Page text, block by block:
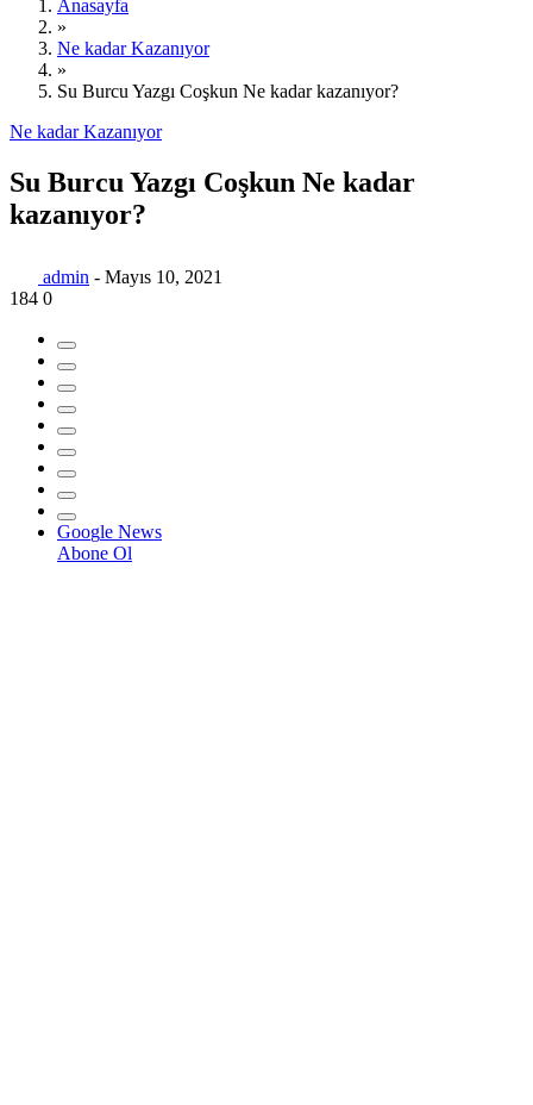
Anasayfa
»
Ne kadar Kazanıyor
»
Su Burcu Yazgı Coşkun Ne kadar kazanıyor?
Ne kadar Kazanıyor
Su Burcu Yazgı Coşkun Ne kadar
kazanıyor?
admin - Mayıs 10, 2021
184 0
Google News
Abone Ol